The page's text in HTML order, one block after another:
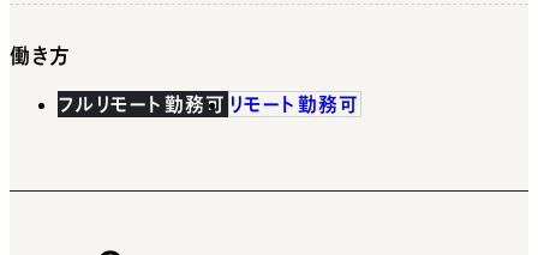
働き方
フルリモート勤務可 リモート勤務可